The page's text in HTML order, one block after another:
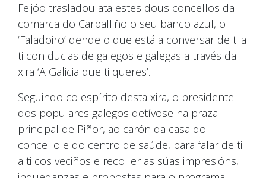
Feijóo trasladou ata estes dous concellos da
comarca do Carballiño o seu banco azul, o
‘Faladoiro’ dende o que está a conversar de ti a
ti con ducias de galegos e galegas a través da
xira ‘A Galicia que ti queres’.
Seguindo co espírito desta xira, o presidente
dos populares galegos detívose na praza
principal de Piñor, ao carón da casa do
concello e do centro de saúde, para falar de ti
a ti cos veciños e recoller as súas impresións,